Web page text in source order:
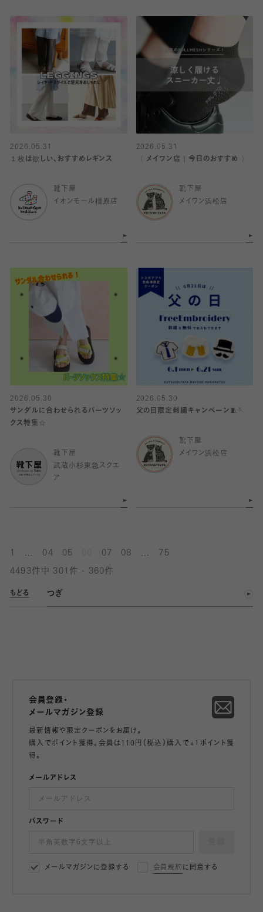
2026.05.31
１枚は欲しい、おすすめレギンス
靴下屋
イオンモール橿原店
2026.05.31
〈 メイワン店｜今日のおすすめ 〉
靴下屋
メイワン浜松店
2026.05.30
サンダルに合わせられるパーツソッ
クス特集☆
靴下屋
武蔵小杉東急スクエ
ア
2026.05.30
父の日限定刺繍キャンペーン🧵🪡
靴下屋
メイワン浜松店
04 05 07 08 75
4493件中 301件 - 360件
もどる つぎ
会員登録・
メールマガジン登録
最新情報や限定クーポンをお届け。
購入でポイント獲得。会員は110円（税込）購入で+1ポイント獲
得。
メールアドレス
パスワード
メールマガジンに登録する 会員規約 に同意する